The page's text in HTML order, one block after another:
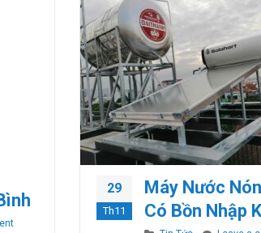
on Máy Nước Nóng Solahart Premium 302L lắp tại Tân
29
Th11
Máy Nước
Có Bồn Nhập